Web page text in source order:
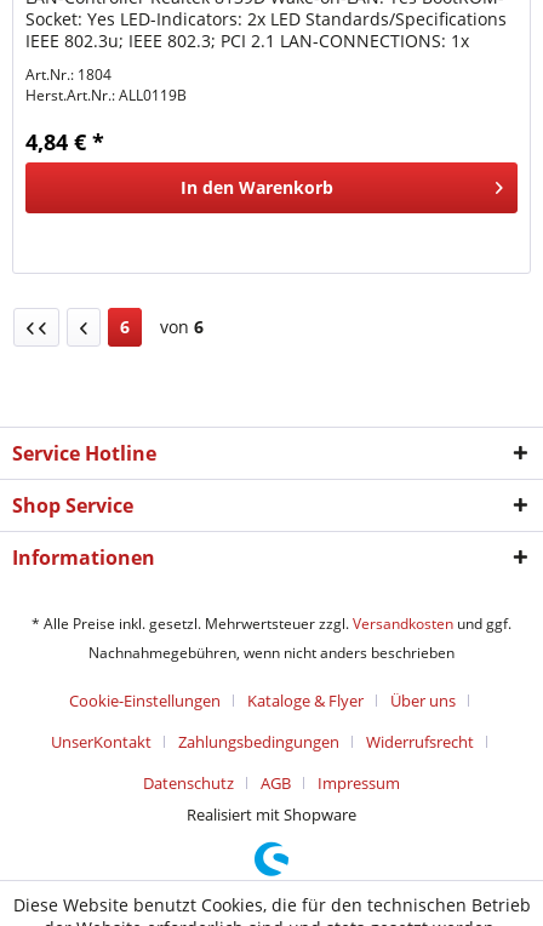
Socket: Yes LED-Indicators: 2x LED Standards/Specifications
IEEE 802.3u; IEEE 802.3; PCI 2.1 LAN-CONNECTIONS: 1x
Art.Nr.: 1804
Herst.Art.Nr.:ALL0119B
4,84 € *
In den Warenkorb
6 von 6
Service Hotline
Shop Service
Informationen
* Alle Preise inkl. gesetzl. Mehrwertsteuer zzgl.Versandkosten und ggf.
Nachnahmegebühren, wenn nicht anders beschrieben
Cookie-Einstellungen Kataloge & Flyer
Über uns
UnserKontakt
Zahlungsbedingungen
Widerrufsrecht
Datenschutz
AGB
Impressum
Realisiert mit Shopware
Diese Website benutzt Cookies, die für den technischen Betrieb